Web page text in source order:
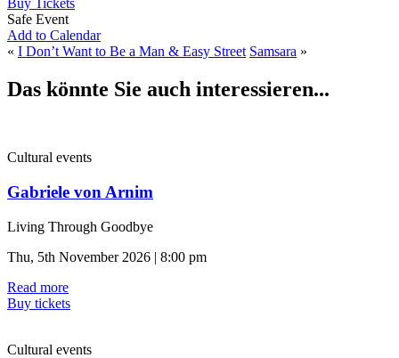
Buy Tickets
Safe Event
Add to Calendar
« I Don’t Want to Be a Man & Easy Street Samsara »
Das könnte Sie auch interessieren...
Cultural events
Gabriele von Arnim
Living Through Goodbye
Thu, 5th November 2026 | 8:00 pm
Read more
Buy tickets
Cultural events